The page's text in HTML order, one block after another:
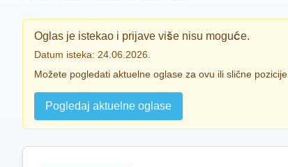
Oglas je istekao i prijave više nisu moguće.
Datum isteka: 24.06.2026.
Možete pogledati aktuelne oglase za ovu ili slične pozicije.
Pogledaj aktuelne oglase